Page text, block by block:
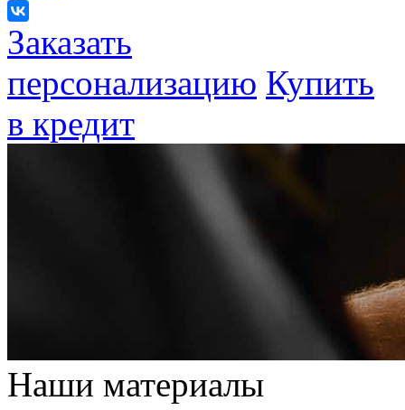
Заказать
персонализацию Купить
в кредит
Наши материалы